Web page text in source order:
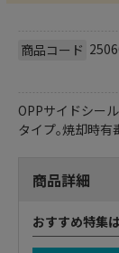
商品コード
OPPサイドシー
タイプ｡焼却時
商品詳細
おすすめ特集